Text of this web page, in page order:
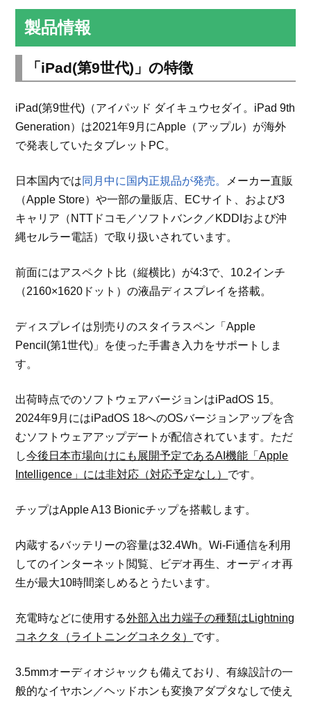
製品情報
「iPad(第9世代)」の特徴
iPad(第9世代)（アイパッド ダイキュウセダイ。iPad 9th
Generation）は2021年9月にApple（アップル）が海外
で発表していたタブレットPC。
日本国内では同月中に国内正規品が発売。
メーカー直販
（Apple Store）や一部の量販店、ECサイト、および3
キャリア（NTTドコモ／ソフトバンク／KDDIおよび沖
縄セルラー電話）で取り扱いされています。
前面にはアスペクト比（縦横比）が4:3で、10.2インチ
（2160×1620ドット）の液晶ディスプレイを搭載。
ディスプレイは別売りのスタイラスペン「Apple
Pencil(第1世代)」を使った手書き入力をサポートしま
す。
出荷時点でのソフトウェアバージョンはiPadOS 15。
2024年9月にはiPadOS 18へのOSバージョンアップを含
むソフトウェアアップデートが配信されています。ただ
し今後日本市場向けにも展開予定であるAI機能「Apple
Intelligence」には非対応（対応予定なし） です。
チップはApple A13 Bionicチップを搭載します。
内蔵するバッテリーの容量は32.4Wh。Wi-Fi通信を利用
してのインターネット閲覧、ビデオ再生、オーディオ再
生が最大10時間楽しめるとうたいます。
充電時などに使用する外部入出力端子の種類はLightning
コネクタ（ライトニングコネクタ） です。
3.5mmオーディオジャックも備えており、有線設計の一
般的なイヤホン／ヘッドホンも変換アダプタなしで使え